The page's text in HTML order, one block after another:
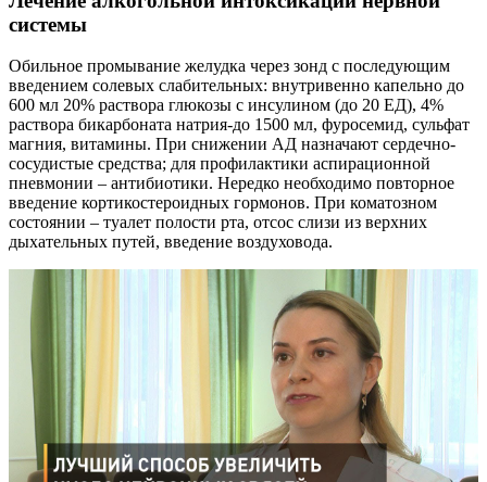
системы
Обильное промывание желудка через зонд с последующим
введением солевых слабительных: внутривенно капельно до
600 мл 20% раствора глюкозы с инсулином (до 20 ЕД), 4%
раствора бикарбоната натрия-до 1500 мл, фуросемид, сульфат
магния, витамины. При снижении АД назначают сердечно-
сосудистые средства; для профилактики аспирационной
пневмонии – антибиотики. Нередко необходимо повторное
введение кортикостероидных гормонов. При коматозном
состоянии – туалет полости рта, отсос слизи из верхних
дыхательных путей, введение воздуховода.